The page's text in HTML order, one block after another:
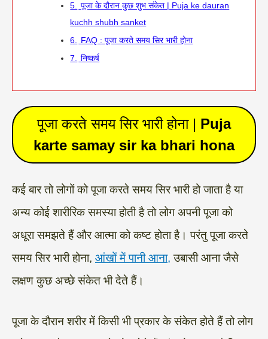
5.
पूजा के दौरान कुछ शुभ संकेत | Puja ke dauran
kuchh shubh sanket
6.
FAQ : पूजा करते समय सिर भारी होना
7.
निष्कर्ष
पूजा करते समय सिर भारी होना | Puja
karte samay sir ka bhari hona
कई बार तो लोगों को पूजा करते समय सिर भारी हो जाता है या
अन्य कोई शारीरिक समस्या होती है तो लोग अपनी पूजा को
अधूरा समझते हैं और आत्मा को कष्ट होता है। परंतु पूजा करते
समय सिर भारी होना, आंखों में पानी आना, उबासी आना जैसे
लक्षण कुछ अच्छे संकेत भी देते हैं।
पूजा के दौरान शरीर में किसी भी प्रकार के संकेत होते हैं तो लोग